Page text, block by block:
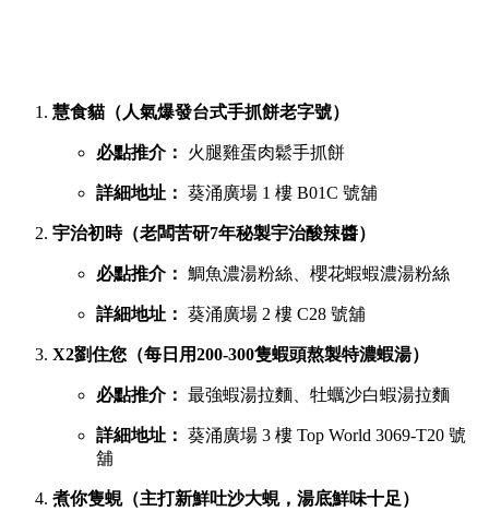
慧食貓（人氣爆發台式手抓餅老字號）
必點推介： 火腿雞蛋肉鬆手抓餅
詳細地址： 葵涌廣場 1 樓 B01C 號舖
宇治初時（老闆苦研7年秘製宇治酸辣醬）
必點推介： 鯛魚濃湯粉絲、櫻花蝦蝦濃湯粉絲
詳細地址： 葵涌廣場 2 樓 C28 號舖
X2劉住您（每日用200-300隻蝦頭熬製特濃蝦湯）
必點推介： 最強蝦湯拉麵、牡蠣沙白蝦湯拉麵
詳細地址： 葵涌廣場 3 樓 Top World 3069-T20 號
舖
煮你隻蜆（主打新鮮吐沙大蜆，湯底鮮味十足）